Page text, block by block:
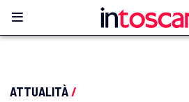
ATTUALITÀ/